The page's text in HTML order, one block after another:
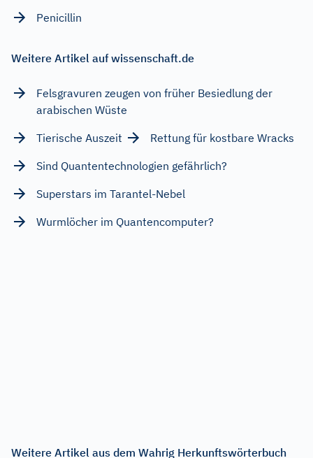
Penicillin
Weitere Artikel auf wissenschaft.de
Felsgravuren zeugen von früher Besiedlung der
arabischen Wüste
Tierische Auszeit
Rettung für kostbare Wracks
Sind Quantentechnologien gefährlich?
Superstars im Tarantel-Nebel
Wurmlöcher im Quantencomputer?
Weitere Artikel aus dem Wahrig Herkunftswörterbuch